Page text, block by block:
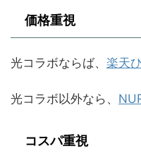
価格重視
光コラボならば、 楽天
光コラボ以外なら、
コスパ重視